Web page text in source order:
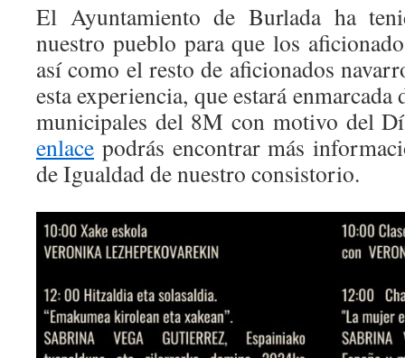
El Ayuntamiento de Burlada ha
nuestro pueblo para que los
así como el resto de aficionados
esta experiencia, que estará
municipales del 8M con motivo del
enlace podrás encontrar más
de Igualdad de nuestro consistorio.